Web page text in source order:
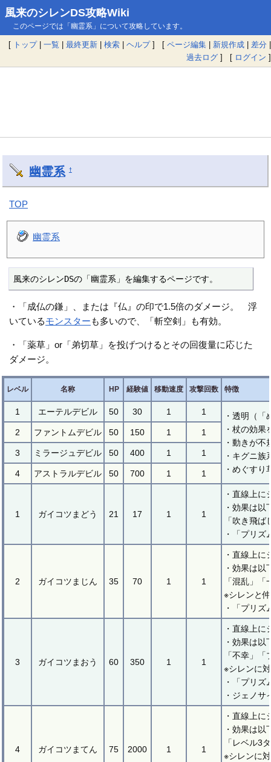
風来のシレンDS攻略Wiki
このページでは「幽霊系」について攻略しています。
[ トップ| 一覧 | 最終更新 | 検索 | ヘルプ] [ ページ編集 | 新規作成 | 差分 |
過去ログ ] [ ログイン ]
幽霊系 †
TOP
幽霊系
風来のシレンDSの「幽霊系」を編集するページです。
・「成仏の鎌」、または『仏』の印で1.5倍のダメージ。 浮
いているモンスターも多いので、「斬空剣」も有効。
・「薬草」or「弟切草」を投げつけるとその回復量に応じた
ダメージ。
レベル 名称 HP 経験値 移動速度 攻撃回数 特徴
1 エーテルデビル 50 30 1 1
・透明（
・杖の効果
・動きが不
・キグニ族
・めぐす
2 ファントムデビル 50 150 1 1
3 ミラージュデビル 50 400 1 1
4 アストラルデビル 50 700 1 1
1 ガイコツまどう 21 17 1 1
・直線上
・効果は
「吹き飛
・「プリ
2 ガイコツまじん 35 70 1 1
・直線上
・効果は
「混乱」
※シレンと
・「プリ
3 ガイコツまおう 60 350 1 1
・直線上
・効果は
「不幸」
※シレンに
・「プリ
・ジェノサ
4 ガイコツまてん 75 2000 1 1
・直線上
・効果は
「レベル3
※シレンに